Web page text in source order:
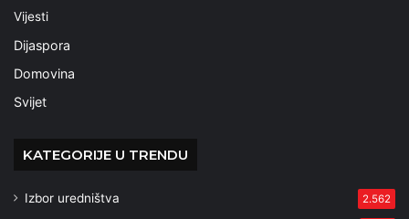
Vijesti
Dijaspora
Domovina
Svijet
KATEGORIJE U TRENDU
Izbor uredništva 2.562